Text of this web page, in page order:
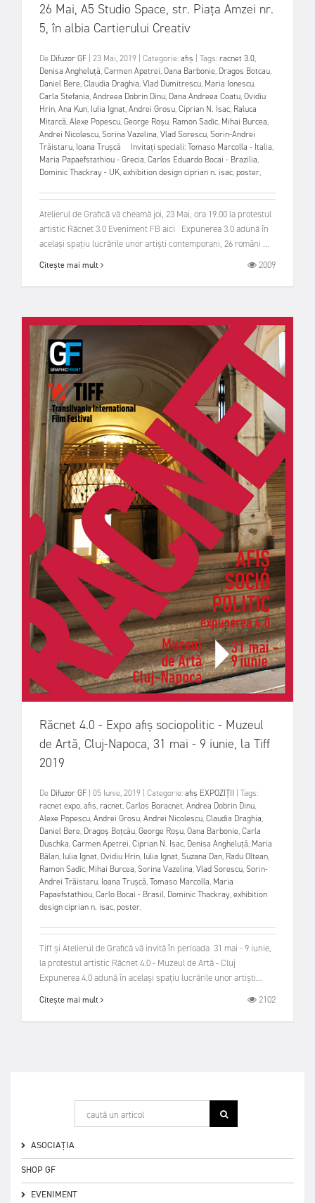
26 Mai, A5 Studio Space, str. Piața Amzei nr.
5, în albia Cartierului Creativ
De Difuzor GF 23 Mai, 2019 Categorie:afiș Tags:racnet 3.0,
Denisa Angheluță,Carmen Apetrei,Oana Barbonie, Dragos Botcau,
Daniel Bere,Claudia Draghia,Vlad Dumitrescu, Maria Ionescu,
Carla Stefania,Andreea Dobrin Dinu, Dana Andreea Coatu,Ovidiu
Hrin,Ana Kun, Iulia Ignat,Andrei Grosu,Ciprian N. Isac, Raluca
Mitarcă,Alexe Popescu,George Roșu, Ramon Sadîc, Mihai Burcea,
Andrei Nicolescu,Sorina Vazelina,Vlad Sorescu,Sorin-Andrei
Trăistaru, Ioana Trușcă Invitați speciali: Tomaso Marcolla - Italia,
Maria Papaefstathiou - Grecia,Carlos Eduardo Bocai - Brazilia,
Dominic Thackray - UK,exhibition design ciprian n. isac,poster,
Atelierul de Grafică vă cheamă joi, 23 Mai, ora 19.00 la protestul
artistic Răcnet 3.0 Eveniment FB aici Expunerea 3.0 adună în
același spațiu lucrările unor artiști contemporani, 26 români ...
Citește mai mult 2009
Răcnet 4.0 - Expo afiș sociopolitic - Muzeul
de Artă, Cluj-Napoca, 31 mai - 9 iunie, la Tiff
2019
De Difuzor GF 05 Iunie, 2019 Categorie:afiș EXPOZIȚII
Tags:
racnet expo,afis,racnet,Carlos Boracnet,Andrea Dobrin Dinu,
Alexe Popescu,Andrei Grosu,Andrei Nicolescu,Claudia Draghia,
Daniel Bere, Dragoș Boțcău,George Roșu,Oana Barbonie,Carla
Duschka,Carmen Apetrei,Ciprian N. Isac, Denisa Angheluță, Maria
Bălan, Iulia Ignat,Ovidiu Hrin, Iulia Ignat,Suzana Dan, Radu Oltean,
Ramon Sadîc, Mihai Burcea,Sorina Vazelina,Vlad Sorescu,Sorin-
Andrei Trăistaru, Ioana Trușcă,Tomaso Marcolla, Maria
Papaefstathiou,Carlo Bocai - Brasil, Dominic Thackray,exhibition
design ciprian n. isac,poster,
Tiff și Atelierul de Grafică vă invită în perioada 31 mai - 9 iunie,
la protestul artistic Răcnet 4.0 - Muzeul de Artă - Cluj
Expunerea 4.0 adună în același spațiu lucrările unor artiști...
Citește mai mult 2102
ASOCIAȚIA
SHOP GF
EVENIMENT